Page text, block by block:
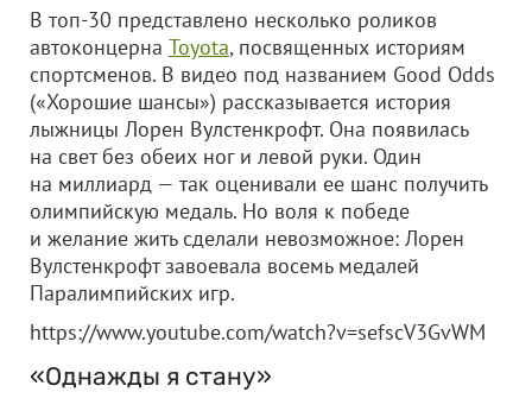
В топ-30 представлено несколько роликов
автоконцерна Toyota, посвященных историям
спортсменов. В видео под названием Good Odds
(«Хорошие шансы») рассказывается история
лыжницы Лорен Вулстенкрофт. Она появилась
на свет без обеих ног и левой руки. Один
на миллиард — так оценивали ее шанс получить
олимпийскую медаль. Но воля к победе
и желание жить сделали невозможное: Лорен
Вулстенкрофт завоевала восемь медалей
Паралимпийских игр.
https://www.youtube.com/watch?v=sefscV3GvWM
«Однажды я стану»